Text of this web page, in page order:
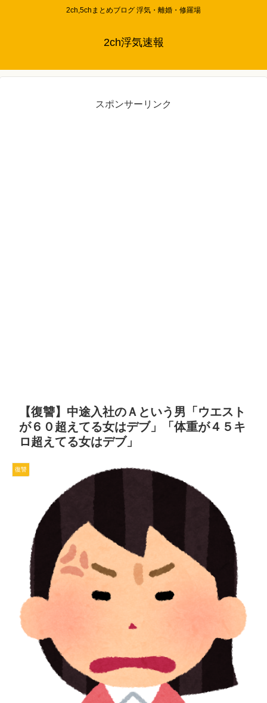
2ch,5chまとめブログ 浮気・離婚・修羅場
2ch浮気速報
スポンサーリンク
【復讐】中途入社のＡという男「ウエスト
が６０超えてる女はデブ」「体重が４５キ
ロ超えてる女はデブ」
復讐